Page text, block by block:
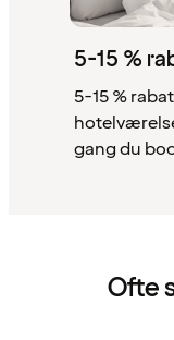
5-15 %
5-15 %
gang du
Ofte